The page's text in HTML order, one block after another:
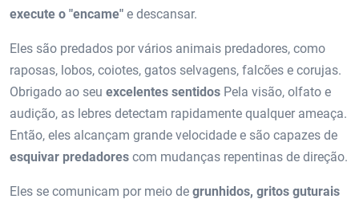
execute o "encame" e descansar.
Eles são predados por vários animais predadores, como
raposas, lobos, coiotes, gatos selvagens, falcões e corujas.
Obrigado ao seu excelentes sentidos Pela visão, olfato e
audição, as lebres detectam rapidamente qualquer ameaça.
Então, eles alcançam grande velocidade e são capazes de
esquivar predadores com mudanças repentinas de direção.
Eles se comunicam por meio de grunhidos, gritos guturais